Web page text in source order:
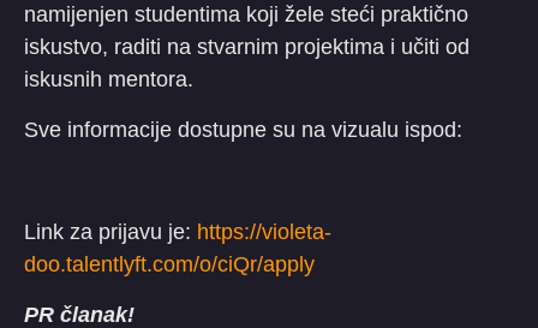
namijenjen studentima koji žele steći praktično
iskustvo, raditi na stvarnim projektima i učiti od
iskusnih mentora.
Sve informacije dostupne su na vizualu ispod:
Link za prijavu je: https://violeta-
doo.talentlyft.com/o/ciQr/apply
PR članak!